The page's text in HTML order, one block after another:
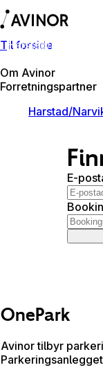
Til forside
Om Avinor
Forretningspartner
Harstad/Narvik
Harstad/
E-
OnePark
Avinor tilbyr